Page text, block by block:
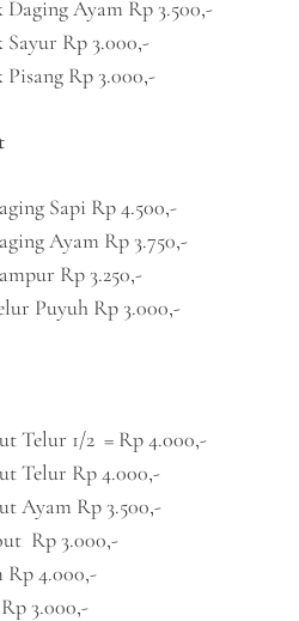
Ayam Rp 3.500,-
Rp 3.000,-
Rp 3.000,-
Sapi Rp 4.500,-
Ayam Rp 3.750,-
Rp 3.250,-
Puyuh Rp 3.000,-
Telur 1/2 = Rp 4.000,-
Telur Rp 4.000,-
Ayam Rp 3.500,-
Rp 3.000,-
Rp 4.000,-
3.000,-